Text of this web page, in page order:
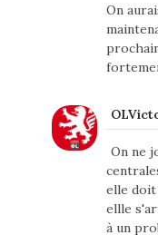
On
On ne
elle
ellle
à un